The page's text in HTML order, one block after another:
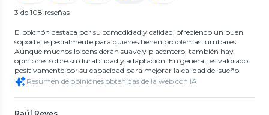
3 de 108 reseñas
El colchón destaca por su comodidad y calidad, ofreciendo un buen
soporte, especialmente para quienes tienen problemas lumbares.
Aunque muchos lo consideran suave y placentero, también hay
opiniones sobre su durabilidad y adaptación. En general, es valorado
positivamente por su capacidad para mejorar la calidad del sueño.
Resumen de opiniones obtenidas de la web con IA